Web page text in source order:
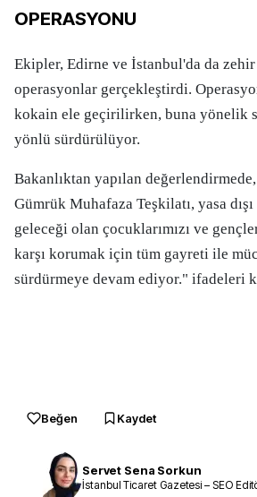
OPERASYONU
Ekipler, Edirne ve İstanbul'da da
operasyonlar gerçekleştirdi.
kokain ele geçirilirken, buna yönelik
yönlü sürdürülüyor.
Bakanlıktan yapılan
Gümrük Muhafaza Teşkilatı, yasa
geleceği olan çocuklarımızı ve
karşı korumak için tüm gayreti ile
sürdürmeye devam ediyor." ifadeleri
Beğen Kaydet
Servet Sena Sorkun
İstanbul Ticaret Gazetesi – SEO